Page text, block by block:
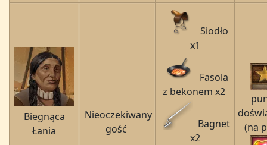
Biegnąca
Łania
Nieoczekiwany
gość
Siodło
x1
Fasola
z bekonem x2
Bagnet
x2
(na